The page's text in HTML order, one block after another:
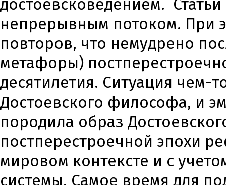
достоевсковедением.
непрерывным потоком. При
повторов, что немудрено
метафоры)
десятилетия. Ситуация
Достоевского философа, и
породила образ
постперестроечной эпохи
мировом контексте и с
системы. Самое время для